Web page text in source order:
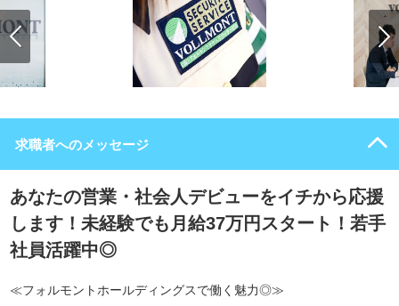
求職者へのメッセージ
あなたの営業・社会人デビューをイチから応援
します！未経験でも月給37万円スタート！若手
社員活躍中◎
≪フォルモントホールディングスで働く魅力◎≫